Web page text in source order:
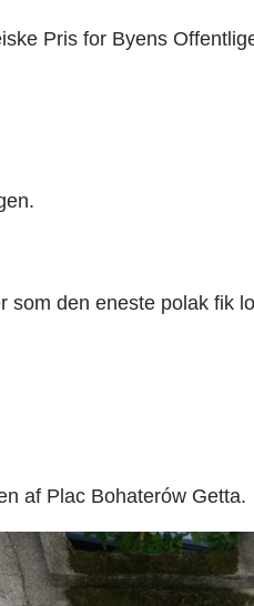
Pris for Byens
den eneste polak fik
af Plac Bohaterów Getta.